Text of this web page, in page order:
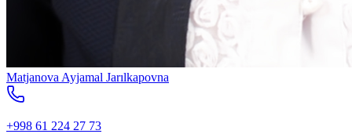
Matjanova Ayjamal Jarılkapovna
+998 61 224 27 73